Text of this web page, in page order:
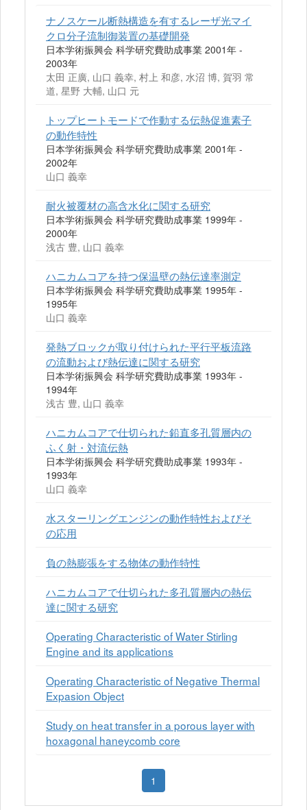
ナノスケール断熱構造を有するレーザ光マイ
クロ分子流制御装置の基礎開発
日本学術振興会 科学研究費助成事業 2001年 -
2003年
太田 正廣, 山口 義幸, 村上 和彦, 水沼 博, 賀羽 常
道, 星野 大輔, 山口 元
トップヒートモードで作動する伝熱促進素子
の動作特性
日本学術振興会 科学研究費助成事業 2001年 -
2002年
山口 義幸
耐火被覆材の高含水化に関する研究
日本学術振興会 科学研究費助成事業 1999年 -
2000年
浅古 豊, 山口 義幸
ハニカムコアを持つ保温壁の熱伝達率測定
日本学術振興会 科学研究費助成事業 1995年 -
1995年
山口 義幸
発熱ブロックが取り付けられた平行平板流路
の流動および熱伝達に関する研究
日本学術振興会 科学研究費助成事業 1993年 -
1994年
浅古 豊, 山口 義幸
ハニカムコアで仕切られた鉛直多孔質層内の
ふく射・対流伝熱
日本学術振興会 科学研究費助成事業 1993年 -
1993年
山口 義幸
水スターリングエンジンの動作特性およびそ
の応用
負の熱膨張をする物体の動作特性
ハニカムコアで仕切られた多孔質層内の熱伝
達に関する研究
Operating Characteristic of Water Stirling
Engine and its applications
Operating Characteristic of Negative Thermal
Expasion Object
Study on heat transfer in a porous layer with
hoxagonal haneycomb core
1